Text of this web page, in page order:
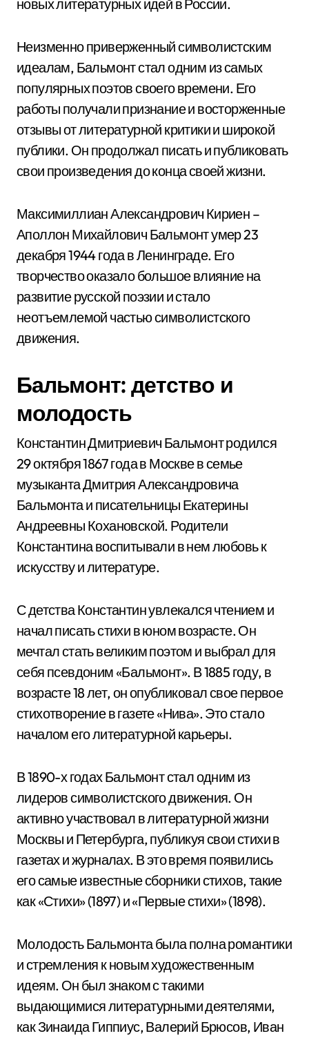
новых литературных идей в России.
Неизменно приверженный символистским
идеалам, Бальмонт стал одним из самых
популярных поэтов своего времени. Его
работы получали признание и восторженные
отзывы от литературной критики и широкой
публики. Он продолжал писать и публиковать
свои произведения до конца своей жизни.
Максимиллиан Александрович Кириен –
Аполлон Михайлович Бальмонт умер 23
декабря 1944 года в Ленинграде. Его
творчество оказало большое влияние на
развитие русской поэзии и стало
неотъемлемой частью символистского
движения.
Бальмонт: детство и
молодость
Константин Дмитриевич Бальмонт родился
29 октября 1867 года в Москве в семье
музыканта Дмитрия Александровича
Бальмонта и писательницы Екатерины
Андреевны Кохановской. Родители
Константина воспитывали в нем любовь к
искусству и литературе.
С детства Константин увлекался чтением и
начал писать стихи в юном возрасте. Он
мечтал стать великим поэтом и выбрал для
себя псевдоним «Бальмонт». В 1885 году, в
возрасте 18 лет, он опубликовал свое первое
стихотворение в газете «Нива». Это стало
началом его литературной карьеры.
В 1890-х годах Бальмонт стал одним из
лидеров символистского движения. Он
активно участвовал в литературной жизни
Москвы и Петербурга, публикуя свои стихи в
газетах и журналах. В это время появились
его самые известные сборники стихов, такие
как «Стихи» (1897) и «Первые стихи» (1898).
Молодость Бальмонта была полна романтики
и стремления к новым художественным
идеям. Он был знаком с такими
выдающимися литературными деятелями,
как Зинаида Гиппиус, Валерий Брюсов, Иван